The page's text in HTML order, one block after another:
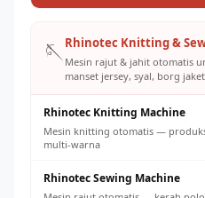
🪡Rhinotec Knitting &
Mesin rajut & jahit otomatis
manset jersey, syal, borg
Rhinotec Knitting Machine
Mesin knitting otomatis —
multi-warna
Rhinotec Sewing Machine